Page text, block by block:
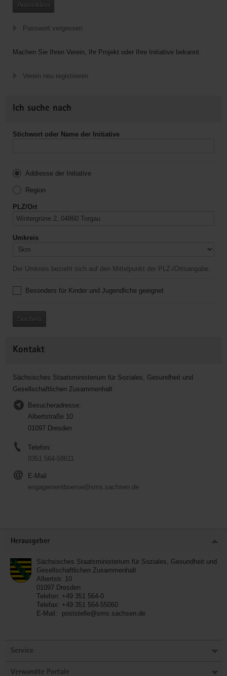
Anmelden
Passwort vergessen
Machen Sie Ihren Verein, Ihr Projekt oder Ihre Initiative bekannt.
Verein neu registrieren
Ich suche nach
Stichwort oder Name der Initiative
Addresse der Initiative
Region
PLZ/Ort
Umkreis
Der Umkreis bezieht sich auf den Mittelpunkt der PLZ-/Ortsangabe.
Besonders für Kinder und Jugendliche geeignet
Suchen
Kontakt
Sächsisches Staatsministerium für Soziales, Gesundheit und
Gesellschaftlichen Zusammenhalt
Besucheradresse:
Albertstraße 10
01097 Dresden
Telefon:
0351 564-58611
E-Mail
engagementboerse@sms.sachsen.de
Herausgeber
Sächsisches Staatsministerium für Soziales, Gesundheit und
Gesellschaftlichen Zusammenhalt
Albertstr. 10
01097 Dresden
Telefon: +49 351 564-0
Telefax: +49 351 564-55060
E-Mail:
poststelle@sms.sachsen.de
Service
Verwandte Portale